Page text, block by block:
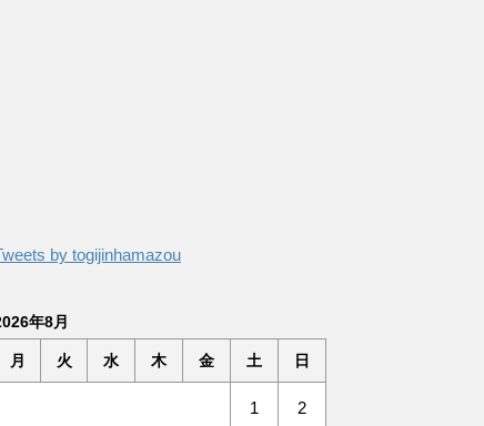
by togijinhamazou
年8月
月 火 水 木 金 土 日
1 2